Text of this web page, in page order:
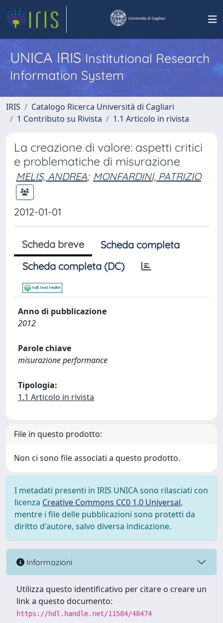
UNICA IRISInstitutional Research
Information System
IRIS
Catalogo Ricerca Università di Cagliari
1 Contributo su Rivista
1.1 Articolo in rivista
La creazione di valore: aspetti critici
e problematiche di misurazione
MELIS, ANDREA; MONFARDINI, PATRIZIO
2012-01-01
Scheda breve
Scheda completa
Scheda completa (DC)
Anno di pubblicazione
2012
Parole chiave
misurazione performance
Tipologia:
1.1 Articolo in rivista
File in questo prodotto:
Non ci sono file associati a questo prodotto.
I metadati presenti in IRIS UNICA sono rilasciati con
licenza Creative Commons CC0 1.0 Universal,
mentre i file delle pubblicazioni sono protetti da
diritto d'autore, salvo diversa indicazione.
Informazioni
Utilizza questo identificativo per citare o creare un
link a questo documento:
https://hdl.handle.net/11584/48474